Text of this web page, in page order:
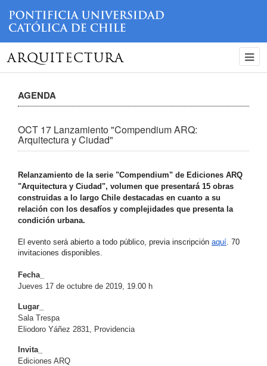
ARQUITECTURA
AGENDA
OCT 17 Lanzamiento "Compendium ARQ:
Arquitectura y Ciudad"
Relanzamiento de la serie "Compendium" de Ediciones ARQ
"Arquitectura y Ciudad", volumen que presentará 15 obras
construidas a lo largo Chile destacadas en cuanto a su
relación con los desafíos y complejidades que presenta la
condición urbana.
El evento será abierto a todo público, previa inscripción aquí . 70
invitaciones disponibles.
Fecha_
Jueves 17 de octubre de 2019, 19.00 h
Lugar_
Sala Trespa
Eliodoro Yáñez 2831
, Providencia
Invita_
Ediciones ARQ